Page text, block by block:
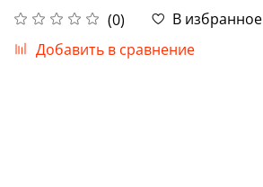
(0)
В избранное
Добавить в сравнение